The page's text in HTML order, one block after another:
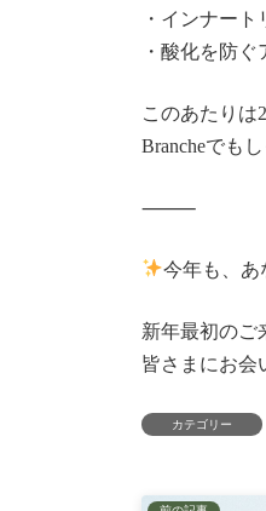
・インナート
・酸化を防ぐ
このあたりは
Brancheでも
⸻
今年も、あ
新年最初のご
皆さまにお会
カテゴリー